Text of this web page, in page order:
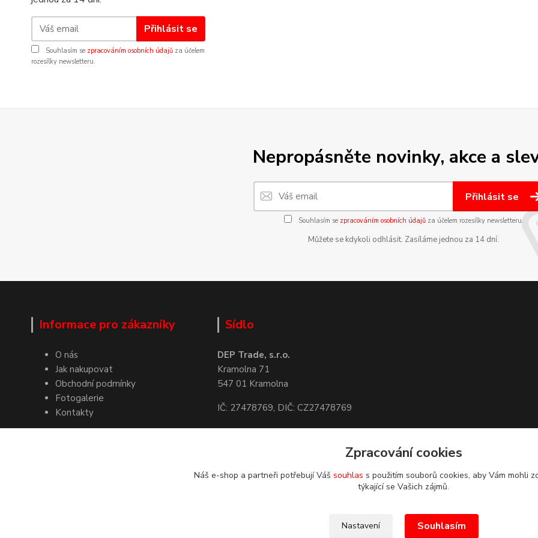
Přihlásit se
Souhlasím se zpracováním osobních údajů za účelem
rozesílky newsletteru.
Nepropásněte novinky, akce a
Přihlásit se
Souhlasím se zpracováním osobních údajůza účelem rozesílky newsletteru.
Můžete se kdykoli odhlásit. Zasíláme jednou za 14 dní.
Informace pro zákazníky
O nás
Jak nakupovat
Obchodní podmínky
Fotogalerie
Kontakty
Sídlo
DEP Trade, s.r.o.
Kramolna 71
547 01 Kramolna
IČ: 27478769, DIČ: CZ27478769
Zpracování cookies
Náš e-shop a partneři potřebují Váš souhlas s použitím souborů cookies, aby Vám mohli
týkající se Vašich zájmů.
Nastavení Souhlasím